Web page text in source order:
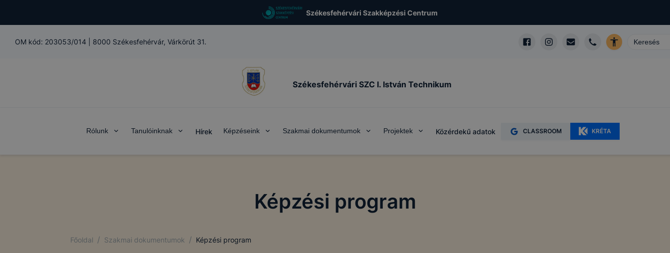
Székesfehérvári Szakképzési Centrum
OM kód: 203053/014 8000 Székesfehérvár, Várkörút 31.
Székesfehérvári SZC I. István Technikum
Rólunk Tanulóinknak Hírek Képzéseink Szakmai dokumentumok Projektek Közérdekű adatok CLASSROOM KRÉTA
Képzési program
Főoldal / Szakmai dokumentumok / Képzési program